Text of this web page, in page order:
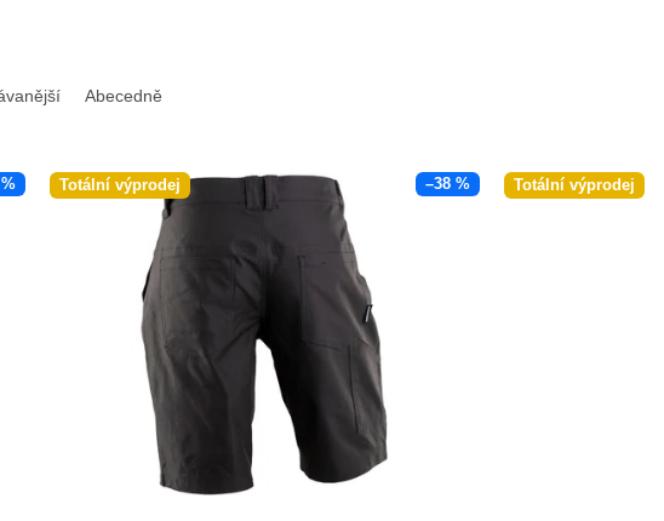
Abecedně
Totální výprodej –38 % Totální výprodej